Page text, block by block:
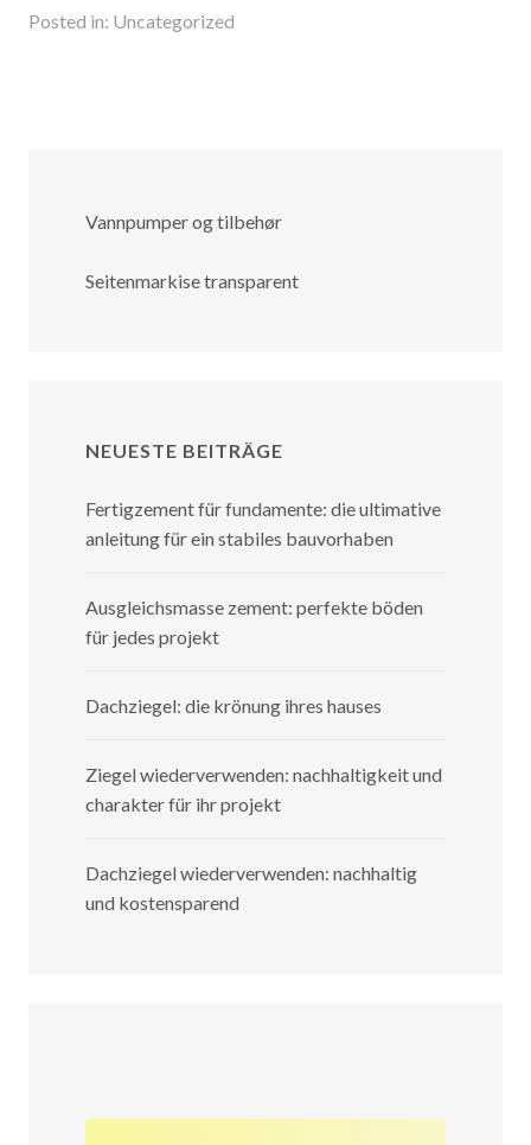
Posted in: Uncategorized
Vannpumper og tilbehør
Seitenmarkise transparent
NEUESTE BEITRÄGE
Fertigzement für fundamente: die ultimative
anleitung für ein stabiles bauvorhaben
Ausgleichsmasse zement: perfekte böden
für jedes projekt
Dachziegel: die krönung ihres hauses
Ziegel wiederverwenden: nachhaltigkeit und
charakter für ihr projekt
Dachziegel wiederverwenden: nachhaltig
und kostensparend